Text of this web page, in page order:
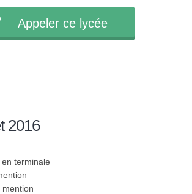
Appeler ce lycée
2016
terminale
mention